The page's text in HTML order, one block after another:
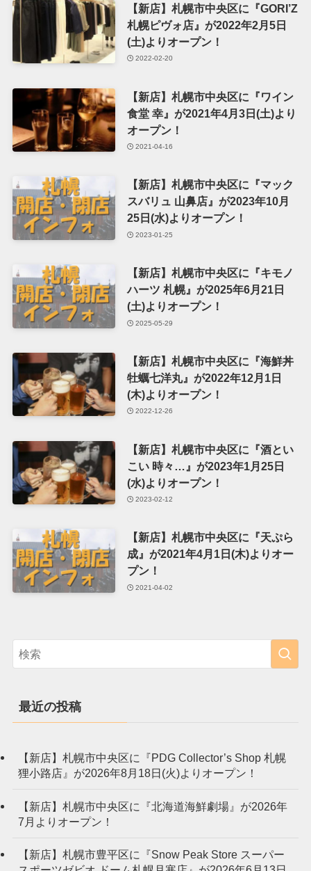
【新店】札幌市中央区に『GORI’Z
札幌ピヴォ店』が2022年2月5日
(土)よりオープン！
2022-02-20
【新店】札幌市中央区に『ワイン
食堂 幸』が2021年4月3日(土)より
オープン！
2021-04-16
【新店】札幌市中央区に『マック
スバリュ 山鼻店』が2023年10月
25日(水)よりオープン！
2023-01-25
【新店】札幌市中央区に『キモノ
ハーツ 札幌』が2025年6月21日
(土)よりオープン！
2025-05-29
【新店】札幌市中央区に『海鮮丼
牡蠣七洋丸』が2022年12月1日
(木)よりオープン！
2022-12-26
【新店】札幌市中央区に『酒とい
こい 時々…』が2023年1月25日
(水)よりオープン！
2023-02-12
【新店】札幌市中央区に『天ぷら
成』が2021年4月1日(木)よりオー
プン！
2021-04-02
最近の投稿
【新店】札幌市中央区に『PDG Collector’s Shop 札幌
狸小路店』が2026年8月18日(火)よりオープン！
【新店】札幌市中央区に『北海道海鮮劇場』が2026年
7月よりオープン！
【新店】札幌市豊平区に『Snow Peak Store スーパー